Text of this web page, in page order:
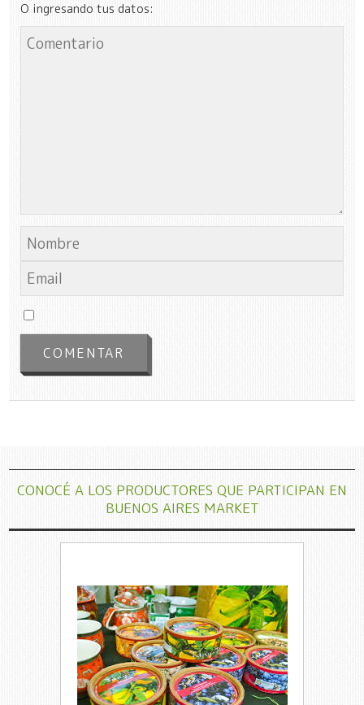
O ingresando tus datos:
CONOCÉ A LOS PRODUCTORES QUE PARTICIPAN EN
BUENOS AIRES MARKET